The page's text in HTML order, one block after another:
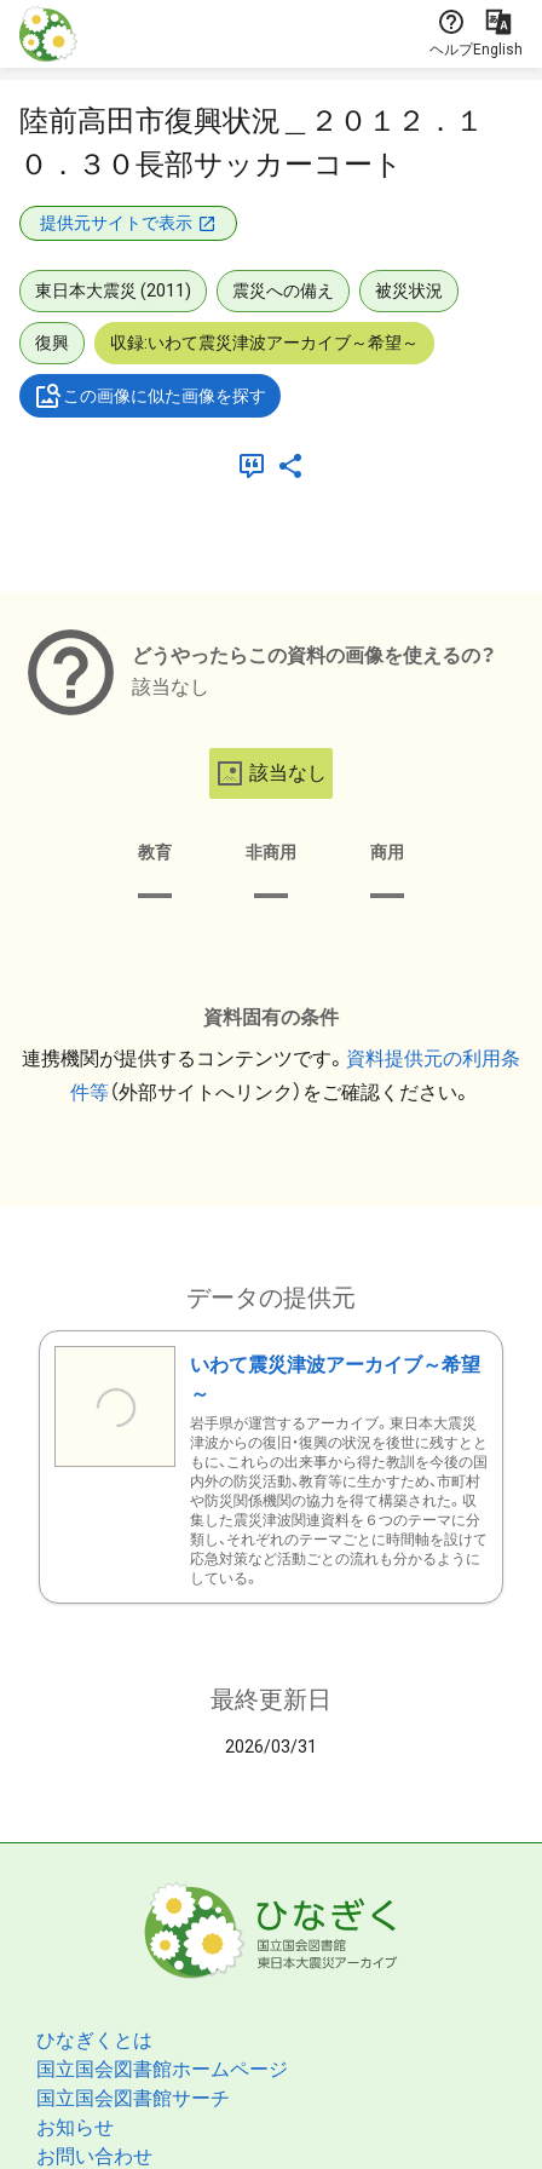
本文に飛ぶ
ヘルプEnglish
陸前高田市復興状況＿２０１２．１
０．３０長部サッカーコート
提供元サイトで表示
東日本大震災 (2011) 震災への備え 被災状況
復興 収録:いわて震災津波アーカイブ～希望～
この画像に似た画像を探す
どうやったらこの資料の画像を使えるの？
該当なし
該当なし
教育 非商用 商用
資料固有の条件
連携機関が提供するコンテンツです。 資料提供元の利用条
件等（外部サイトへリンク）をご確認ください。
データの提供元
いわて震災津波アーカイブ～希望
～
岩手県が運営するアーカイブ。東日本大震災
津波からの復旧・復興の状況を後世に残すとと
もに、これらの出来事から得た教訓を今後の国
内外の防災活動、教育等に生かすため、市町村
や防災関係機関の協力を得て構築された。収
集した震災津波関連資料を６つのテーマに分
類し、それぞれのテーマごとに時間軸を設けて
応急対策など活動ごとの流れも分かるように
している。
最終更新日
2026/03/31
ひなぎくとは
国立国会図書館ホームページ
国立国会図書館サーチ
お知らせ
お問い合わせ